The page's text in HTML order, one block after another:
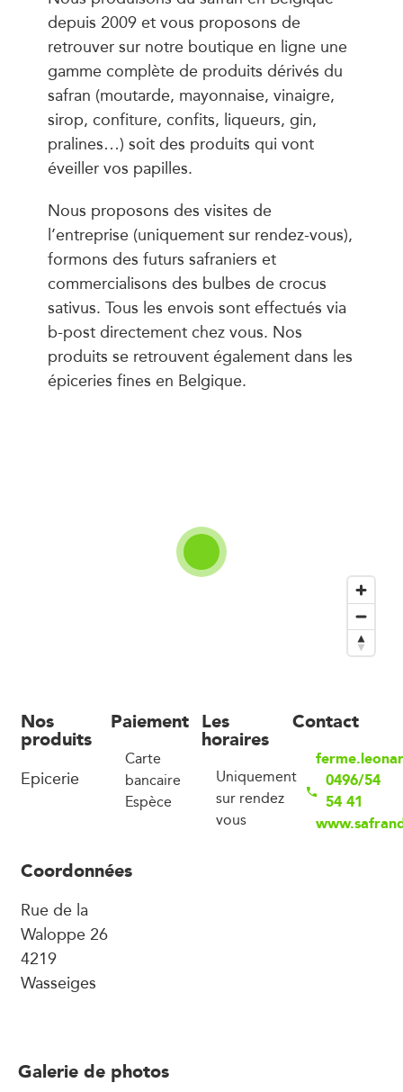
depuis 2009 et vous proposons de
retrouver sur notre boutique en ligne une
gamme complète de produits dérivés du
safran (moutarde, mayonnaise, vinaigre,
sirop, confiture, confits, liqueurs, gin,
pralines…) soit des produits qui vont
éveiller vos papilles.
Nous proposons des visites de
l’entreprise (uniquement sur rendez-vous),
formons des futurs safraniers et
commercialisons des bulbes de crocus
sativus. Tous les envois sont effectués via
b-post directement chez vous. Nos
produits se retrouvent également dans les
épiceries fines en Belgique.
Nos
produits
Epicerie
Paiement
Carte
bancaire
Espèce
Les
horaires
Uniquement
sur rendez
vous
Contact
0496/54
54 41
Coordonnées
Rue de la
Waloppe 26
4219
Wasseiges
Galerie de photos